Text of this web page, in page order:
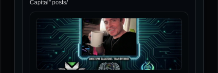
Capital" posts/